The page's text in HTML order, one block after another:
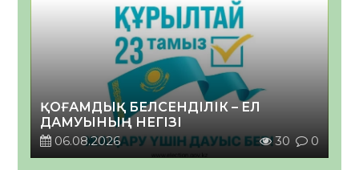
ҚОҒАМДЫҚ БЕЛСЕНДІЛІК – ЕЛ
ДАМУЫНЫҢ НЕГІЗІ
06.08.2026
30 0